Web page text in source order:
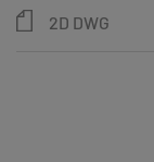
2D DWG